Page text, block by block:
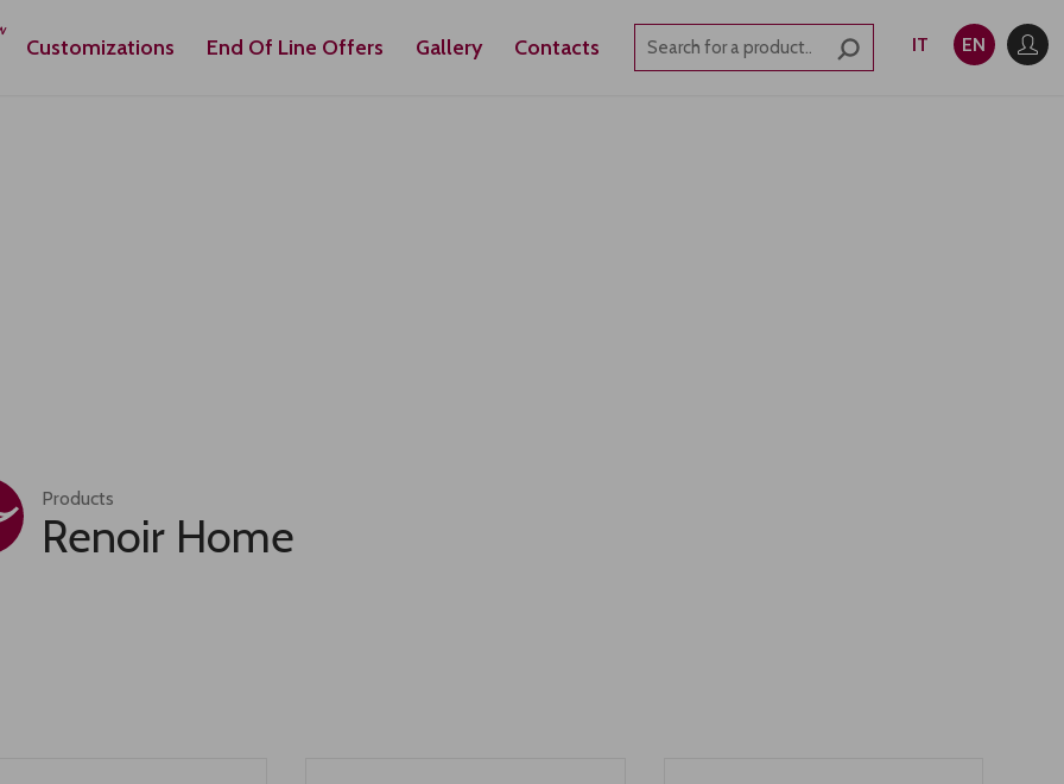
Customizations End Of Line Offers Gallery Contacts IT EN
Products
Renoir Home